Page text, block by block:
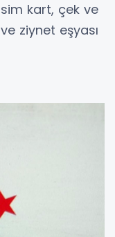
kart, çek ve
ziynet eşyası